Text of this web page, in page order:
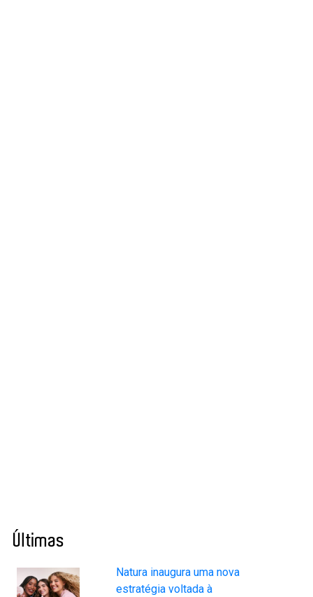
Últimas
Natura inaugura uma nova
estratégia voltada à